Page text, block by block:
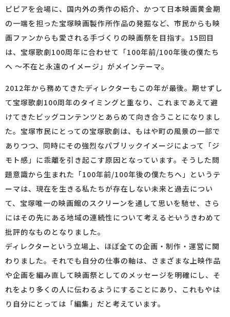
ピピアを会場に、国内外の秀作の紹介、かつて日本映画黄金期
の一端を担った宝塚映画製作所作品の発掘など、市民からも映
画ファンからも愛される手づくりの映画祭を目指す。15回目
は、宝塚歌劇100周年に合わせて「100年前/100年後の僕たち
へ 〜不在と永遠のイメージ」がメインテーマ。
2012年から務めてきたディレクターもこの年が最後。期せずし
て宝塚歌劇100周年のタイミングと重なり、これまであえて避
けてきたビッグコンテンツとあらめて向き合うことになりまし
た。宝塚市民にとっての宝塚歌劇は、もはや町の風景の一部で
ありつつ、同時にその強烈なパブリックイメージによって「ジ
モト感」に乖離を引き起こす原因となっています。そうした問
題意識から生まれた「100年前/100年後の僕たちへ」というテ
ーマは、現在を生きる私たちが存在しない未来と過去につい
て、宝塚唯一の映画館のスクリーンを通して思いを馳せ、さら
にはその先にある地域の連続性について考える――というきわめて
批評的なものとなりました。
ディレクターという立場上、ほぼ全ての企画・制作・運営に関
わりました。それでも自分の仕事の軸は、さまざまな上映作品
や企画を編み直して映画祭としてのメッセージを明確にし、そ
れをより多くの人に伝わるようにすることにあり、これもやは
り自分にとっては「編集」だと考えています。